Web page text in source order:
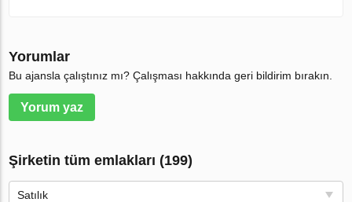
Yorumlar
Bu ajansla çalıştınız mı? Çalışması hakkında geri bildirim bırakın.
Yorum yaz
Şirketin tüm emlakları (199)
Satılık